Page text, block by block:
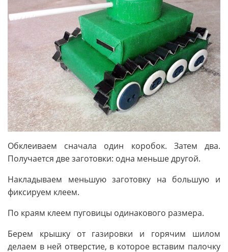
Обклеиваем сначала один коробок. Затем два.
Получается две заготовки: одна меньше другой.
Накладываем меньшую заготовку на большую и
фиксируем клеем.
По краям клеем пуговицы одинакового размера.
Берем крышку от газировки и горячим шилом
делаем в ней отверстие, в которое вставим палочку